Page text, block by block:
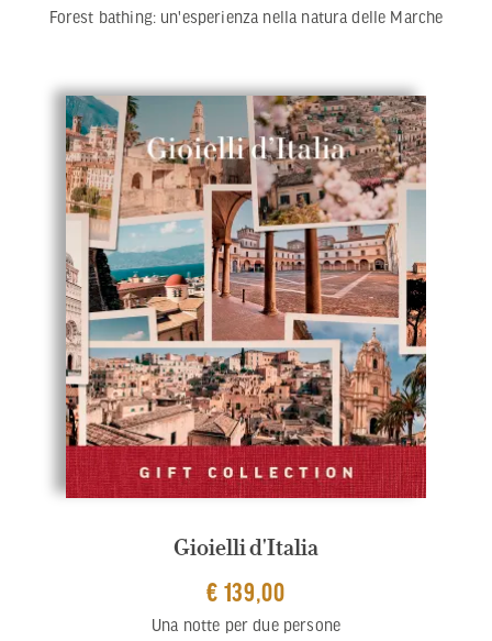
Forest bathing: un'esperienza nella natura delle Marche
Gioielli d'Italia
€ 139,00
Una notte per due persone